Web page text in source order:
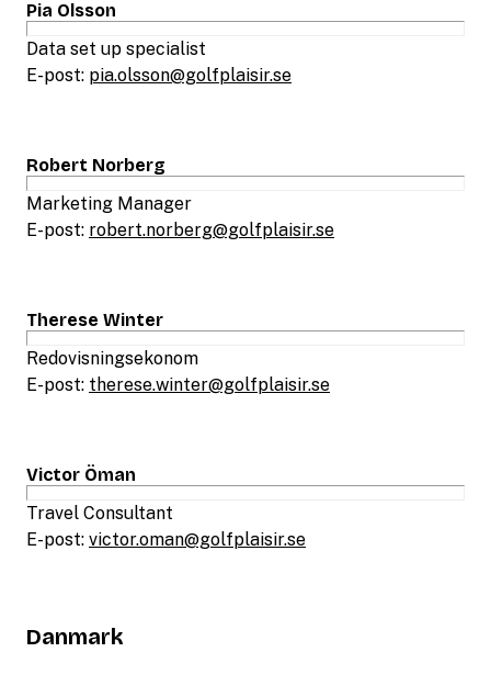
Pia Olsson
Data set up specialist
E-post: pia.olsson@golfplaisir.se
Robert Norberg
Marketing Manager
E-post: robert.norberg@golfplaisir.se
Therese Winter
Redovisningsekonom
E-post: therese.winter@golfplaisir.se
Victor Öman
Travel Consultant
E-post: victor.oman@golfplaisir.se
Danmark